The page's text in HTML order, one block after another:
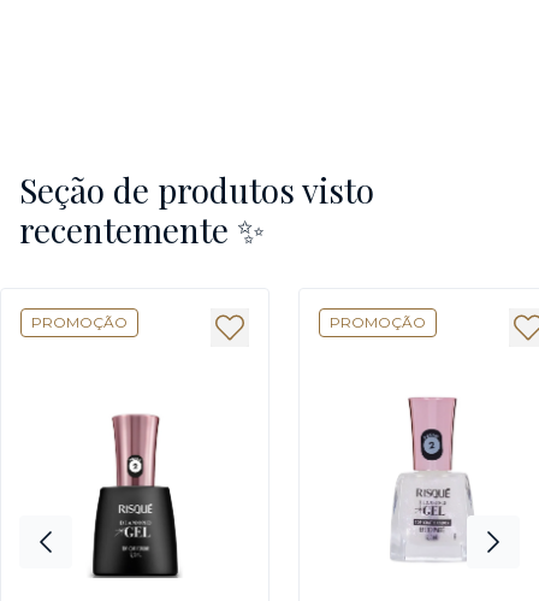
Seção de produtos visto
recentemente ✨
PROMOÇÃO PROMOÇÃO